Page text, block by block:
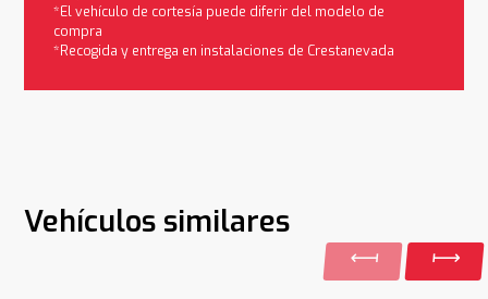
*El vehículo de cortesía puede diferir del modelo de
compra
*Recogida y entrega en instalaciones de Crestanevada
Vehículos similares